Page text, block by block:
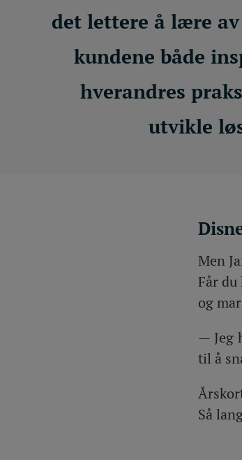
det lettere å lære
kundene både
hverandres
utvikle
Men
Får
og
— Jeg
til å
Så